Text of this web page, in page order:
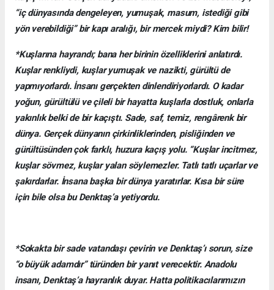
“iç dünyasında dengeleyen, yumuşak, masum, istediği gibi
yön verebildiği” bir kapı aralığı, bir mercek miydi? Kim bilir!
*Kuşlarına hayrandı; bana her birinin özelliklerini anlatırdı.
Kuşlar renkliydi, kuşlar yumuşak ve nazikti, gürültü de
yapmıyorlardı. İnsanı gerçekten dinlendiriyorlardı. O kadar
yoğun, gürültülü ve çileli bir hayatta kuşlarla dostluk, onlarla
yakınlık belki de bir kaçıştı. Sade, saf, temiz, rengârenk bir
dünya. Gerçek dünyanın çirkinliklerinden, pisliğinden ve
gürültüsünden çok farklı, huzura kaçış yolu. “Kuşlar incitmez,
kuşlar sövmez, kuşlar yalan söylemezler. Tatlı tatlı uçarlar ve
şakırdarlar. İnsana başka bir dünya yaratırlar. Kısa bir süre
için bile olsa bu Denktaş’a yetiyordu.
*Sokakta bir sade vatandaşı çevirin ve Denktaş’ı sorun, size
“o büyük adamdır” türünden bir yanıt verecektir. Anadolu
insanı, Denktaş’a hayranlık duyar. Hatta politikacılarımızın